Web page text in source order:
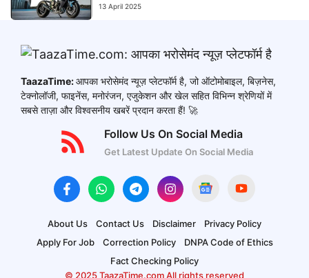
13 April 2025
TaazaTime:आपका भरोसेमंद न्यूज़ प्लेटफॉर्म है, जो ऑटोमोबाइल, बिज़नेस,
टेक्नोलॉजी, फाइनेंस, मनोरंजन, एजुकेशन और खेल सहित विभिन्न श्रेणियों में
सबसे ताज़ा और विश्वसनीय खबरें प्रदान करता हैं! 🚀
Follow Us On Social Media
Get Latest Update On Social Media
About Us Contact Us Disclaimer
Privacy Policy
Apply For Job
Correction Policy
DNPA Code of Ethics
Fact Checking Policy
© 2025 TaazaTime.com All rights reserved